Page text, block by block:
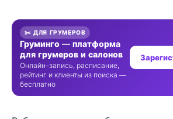
✂️ ДЛЯ ГРУМЕРОВ
Груминго — платформа
для грумеров и салонов
Онлайн-запись, расписание,
рейтинг и клиенты из поиска —
бесплатно